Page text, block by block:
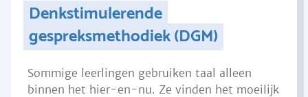
Denkstimulerende
gespreksmethodiek (DGM)
Sommige leerlingen gebruiken taal alleen
binnen het hier-en-nu. Ze vinden het moeilijk